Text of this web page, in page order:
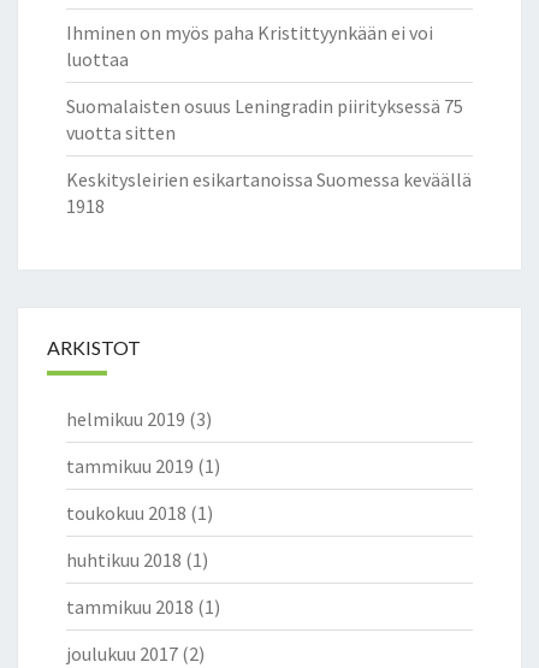
Ihminen on myös paha Kristittyynkään ei voi
luottaa
Suomalaisten osuus Leningradin piirityksessä 75
vuotta sitten
Keskitysleirien esikartanoissa Suomessa keväällä
1918
ARKISTOT
helmikuu 2019 (3)
tammikuu 2019 (1)
toukokuu 2018 (1)
huhtikuu 2018 (1)
tammikuu 2018 (1)
joulukuu 2017 (2)